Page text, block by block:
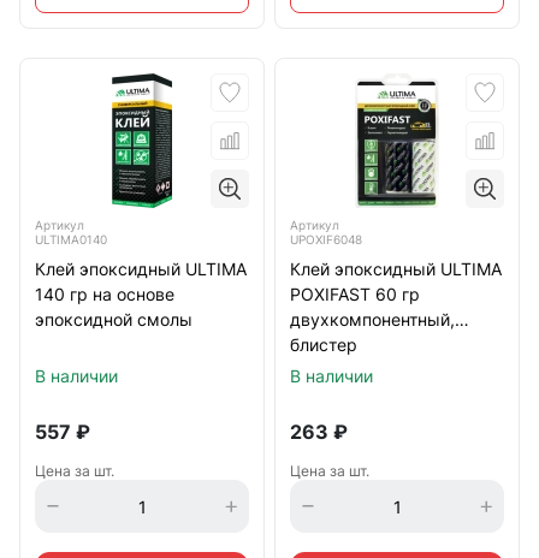
Артикул
ULTIMA0140
Клей эпоксидный ULTIMA
140 гр на основе
эпоксидной смолы
В наличии
557 ₽
Цена за шт.
Артикул
UPOXIF6048
Клей эпоксидный ULTIMA
POXIFAST 60 гр
двухкомпонентный,
блистер
В наличии
263 ₽
Цена за шт.